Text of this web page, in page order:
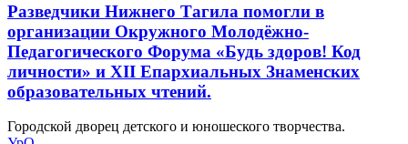
Разведчики Нижнего Тагила помогли в
организации Окружного Молодёжно-
Педагогического Форума «Будь здоров! Код
личности» и XII Епархиальных Знаменских
образовательных чтений.
Городской дворец детского и юношеского творчества.